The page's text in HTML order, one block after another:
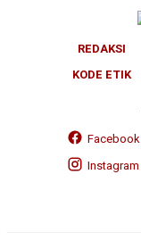
REDAKSI
KODE ETIK
Facebook
Instagram